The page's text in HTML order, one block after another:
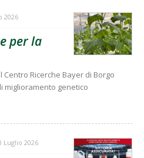
2026
per la
Ricerche Bayer di Borgo
miglioramento genetico
Luglio 2026